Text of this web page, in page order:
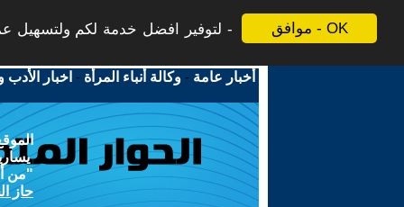
موافق - OK لتوفير افضل خدمة لكم ولتسهيل
أخبار عامة -وكالة أنباء المرأة - اخبار الأدب
"من
حاز